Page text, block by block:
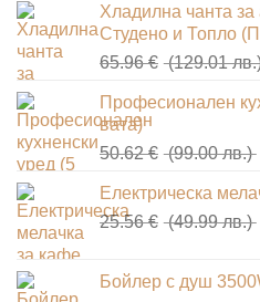
Хладилна чанта
Студено и Топло
65.96€ (129.01
Професионален
вата)
50.62€ (99.00 лв.)
Електрическа
25.56€ (49.99 лв.)
Бойлер с душ